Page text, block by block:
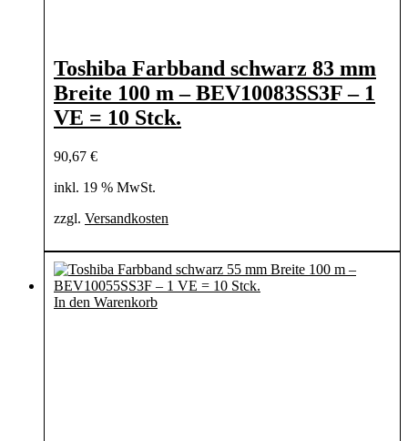
Toshiba Farbband schwarz 83 mm
Breite 100 m – BEV10083SS3F – 1
VE = 10 Stck.
90,67 €
inkl. 19 % MwSt.
zzgl. Versandkosten
In den Warenkorb